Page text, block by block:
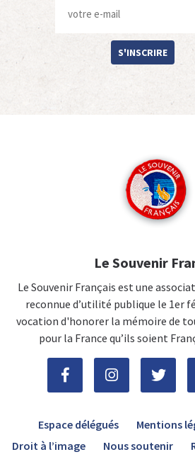
S'INSCRIRE
Le Souvenir
Le Souvenir Français est une
reconnue d’utilité publique le 1er
vocation d'honorer la mémoire de
pour la France qu’ils soient
Espace délégués Mentions
Droit à l’image
Nous soutenir